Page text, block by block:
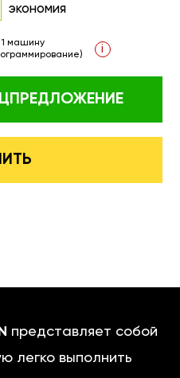
экономия
1 машину
i
представляет собой
легко выполнить